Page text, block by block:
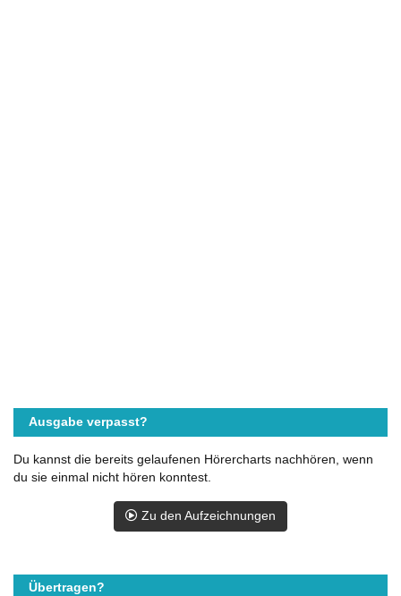
Ausgabe verpasst?
Du kannst die bereits gelaufenen Hörercharts nachhören, wenn
du sie einmal nicht hören konntest.
Zu den Aufzeichnungen
Übertragen?